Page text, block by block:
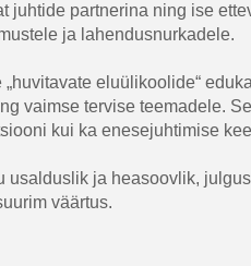
juhtide partnerina ning ise
ja lahendusnurkadele.
„huvitavate eluülikoolide“
vaimse tervise teemadele.
kui ka enesejuhtimise
usalduslik ja heasoovlik,
väärtus.